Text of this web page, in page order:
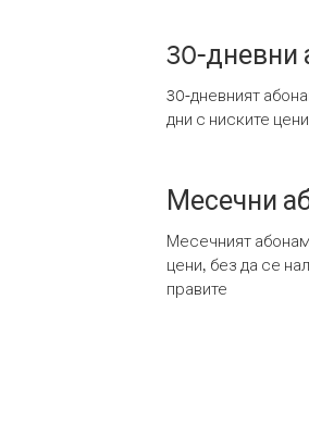
30-дневни
30-дневният
дни с ниските
Месечни
Месечният
цени, без да се
правите